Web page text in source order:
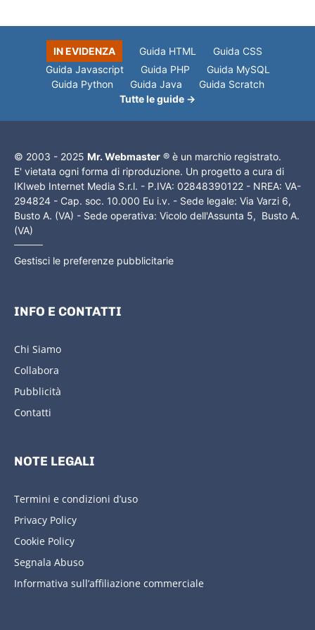
IN EVIDENZA Guida HTML
Guida CSS
Guida Javascript
Guida PHP
Guida MySQL
Guida Python
Guida Java
Guida Scratch
Tutte le guide →
© 2003 - 2025 Mr. Webmaster ® è un marchio registrato.
E' vietata ogni forma di riproduzione. Un progetto a cura di
IKIweb Internet Media S.r.l. - P.IVA: 02848390122 - NREA: VA-
294824 - Cap. soc. 10.000 Eu i.v. - Sede legale: Via Varzi 6,
Busto A. (VA) - Sede operativa: Vicolo dell'Assunta 5, Busto A.
(VA)
Gestisci le preferenze pubblicitarie
INFO E CONTATTI
Chi Siamo
Collabora
Pubblicità
Contatti
NOTE LEGALI
Termini e condizioni d’uso
Privacy Policy
Cookie Policy
Segnala Abuso
Informativa sull’affiliazione commerciale